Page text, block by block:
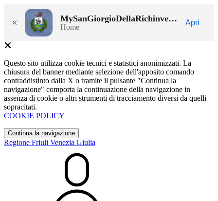
× MySanGiorgioDellaRichinvelda
Home
Apri
Questo sito utilizza cookie tecnici e statistici anonimizzati. La
chiusura del banner mediante selezione dell'apposito comando
contraddistinto dalla X o tramite il pulsante "Continua la
navigazione" comporta la continuazione della navigazione in
assenza di cookie o altri strumenti di tracciamento diversi da quelli
sopracitati.
COOKIE POLICY
Continua la navigazione
Regione Friuli Venezia Giulia